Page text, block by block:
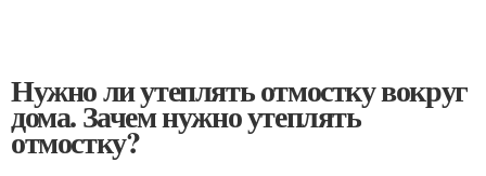
Нужно ли утеплять отмостку вокруг
дома. Зачем нужно утеплять
отмостку?